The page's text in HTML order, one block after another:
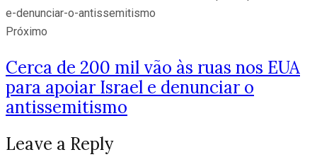
Próximo
Cerca de 200 mil vão às ruas nos EUA
para apoiar Israel e denunciar o
antissemitismo
Leave a Reply